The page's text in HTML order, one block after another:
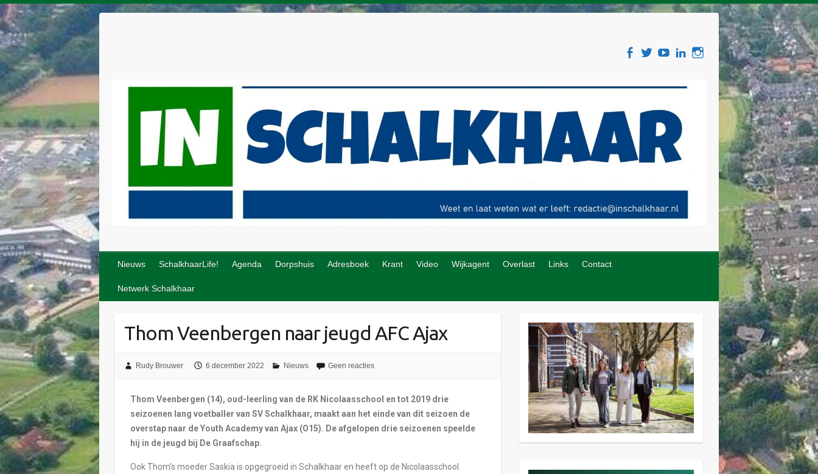
Nieuws SchalkhaarLife! Agenda Dorpshuis Adresboek Krant Video Wijkagent Overlast Links Contact
Netwerk Schalkhaar
Thom Veenbergen naar jeugd AFC Ajax
Rudy Brouwer 6 december 2022 Nieuws Geen reacties
Thom Veenbergen (14), oud-leerling van de RK Nicolaasschool en tot 2019 drie
seizoenen lang voetballer van SV Schalkhaar, maakt aan het einde van dit seizoen de
overstap naar de Youth Academy van Ajax (O15). De afgelopen drie seizoenen speelde
hij in de jeugd bij De Graafschap.
Ook Thom’s moeder Saskia is opgegroeid in Schalkhaar en heeft op de Nicolaasschool